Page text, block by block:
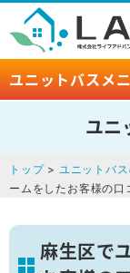
ユニットバスメ
ユニ
トップ> ユニットバ
ームをしたお客様の口
麻生区で